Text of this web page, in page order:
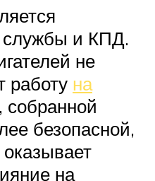
и КПД.
не
работу на
, собранной
безопасной,
на